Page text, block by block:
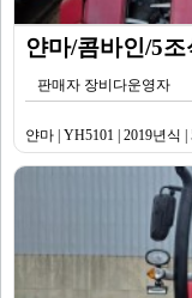
얀마/콤바인/5
판매자 장비다운영자
얀마 | YH5101 | 2019년식